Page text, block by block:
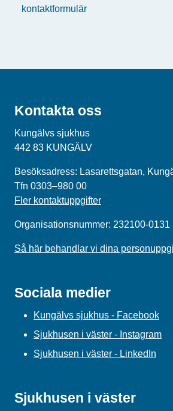
kontaktformulär
Kontakta oss
Kungälvs sjukhus
442 83 KUNGÄLV
Besöksadress: Lasarettsgatan,
Tfn 0303–980 00
Fler kontaktuppgifter
Organisationsnummer: 232100-0131
Så här behandlar vi dina
Sociala medier
Kungälvs sjukhus - Facebook
Sjukhusen i väster - Instagram
Sjukhusen i väster - LinkedIn
Sjukhusen i väster